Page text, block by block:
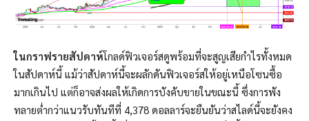
ในกราฟรายสัปดาห์โกลด์ฟิวเจอร์สดูพร้อมที่จะสูญเสียกำไรทั้งหมด
ในสัปดาห์นี้ แม้ว่าสัปดาห์นี้จะผลักดันฟิวเจอร์สให้อยู่เหนือโซนซื้อ
มากเกินไป แต่ก็อาจส่งผลให้เกิดการบังคับขายในขณะนี้ ซึ่งการพัง
ทลายต่ำกว่าแนวรับทันทีที่ 4,378 ดอลลาร์จะยืนยันว่าสไลด์นี้จะยังคง